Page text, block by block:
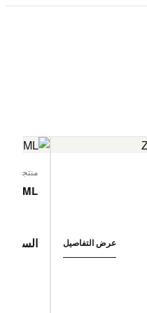
عرض التفاصيل
منتجات Royal Smells
ML
السعر